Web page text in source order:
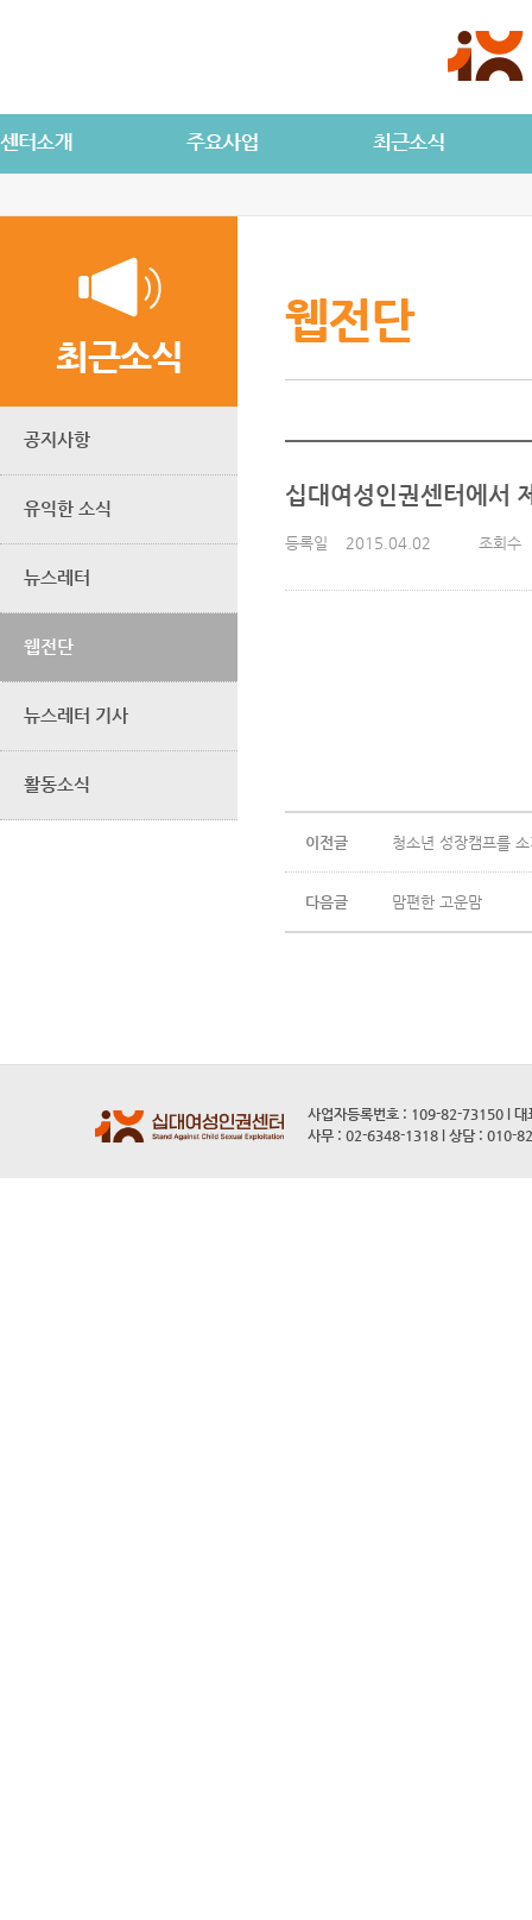
최근소식
공지사항
유익한 소식
뉴스레터
웹전단
뉴스레터 기사
활동소식
웹전단
십대여성인권센터에서
등록일 2015.04.02 조회수
이전글 청소년 성장캠프를
다음글 맘편한 고운맘
사업자등록번호 : 109-82-73150 l 대
사무 : 02-6348-1318 l 상담 : 010-